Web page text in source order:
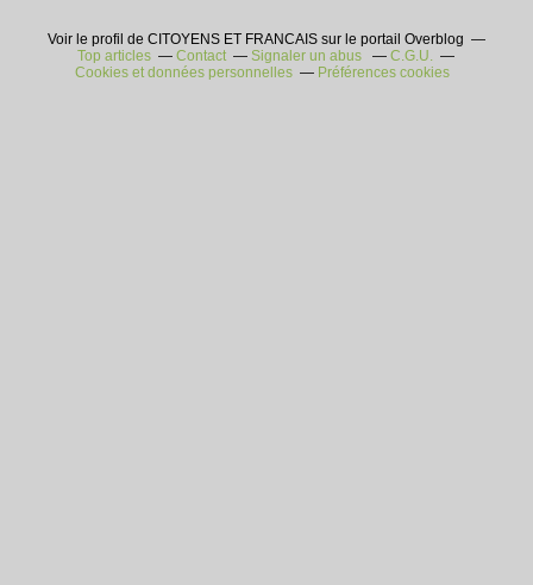
Voir le profil de CITOYENS ET FRANCAIS sur le portail Overblog
Top articles
Contact Signaler un abus
C.G.U.
Cookies et données personnelles
Préférences cookies